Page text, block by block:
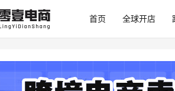
首页 全球开店